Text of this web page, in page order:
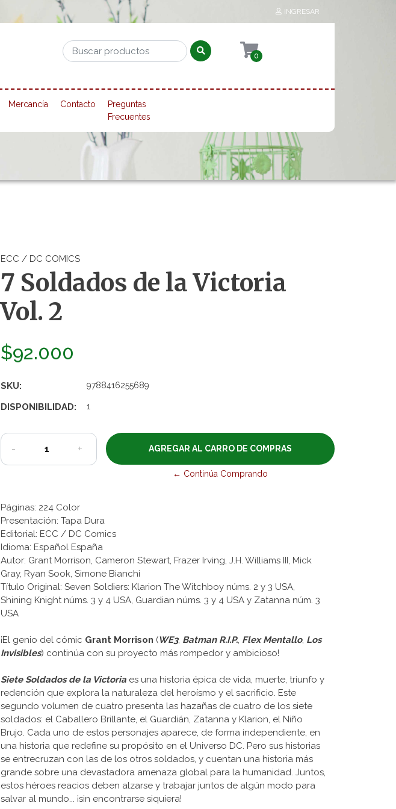
INGRESAR
0
Mercancía Contacto
Preguntas
Frecuentes
ECC / DC COMICS
7 Soldados de la Victoria
Vol. 2
$92.000
SKU: 9788416255689
DISPONIBILIDAD: 1
- +
← Continúa Comprando
Páginas: 224 Color
Presentación: Tapa Dura
Editorial: ECC / DC Comics
Idioma: Español España
Autor: Grant Morrison, Cameron Stewart, Frazer Irving, J.H. Williams III, Mick
Gray, Ryan Sook, Simone Bianchi
Título Original: Seven Soldiers: Klarion The Witchboy núms. 2 y 3 USA,
Shining Knight núms. 3 y 4 USA, Guardian núms. 3 y 4 USA y Zatanna núm. 3
USA
¡El genio del cómic Grant Morrison (WE3, Batman R.I.P., Flex Mentallo, Los
Invisibles) continúa con su proyecto más rompedor y ambicioso!
Siete Soldados de la Victoria es una historia épica de vida, muerte, triunfo y
redención que explora la naturaleza del heroísmo y el sacrificio. Este
segundo volumen de cuatro presenta las hazañas de cuatro de los siete
soldados: el Caballero Brillante, el Guardián, Zatanna y Klarion, el Niño
Brujo. Cada uno de estos personajes aparece, de forma independiente, en
una historia que redefine su propósito en el Universo DC. Pero sus historias
se entrecruzan con las de los otros soldados, y cuentan una historia más
grande sobre una devastadora amenaza global para la humanidad. Juntos,
estos héroes reacios deben alzarse y trabajar juntos de algún modo para
salvar al mundo... ¡sin encontrarse siquiera!